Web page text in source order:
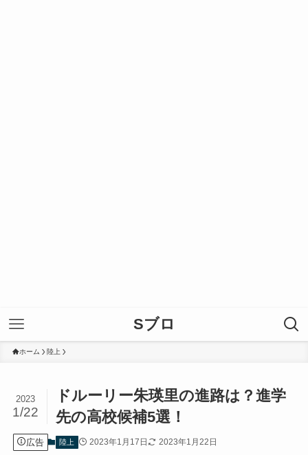
Sブロ
ホーム 陸上
ドルーリー朱瑛里の進路は？進学
先の高校候補5選！
2023
1/22
広告 陸上 2023年1月17日 2023年1月22日